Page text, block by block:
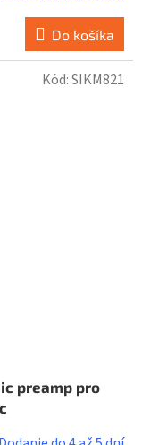
Do košíka
preamp pro
Kód:SIKM821